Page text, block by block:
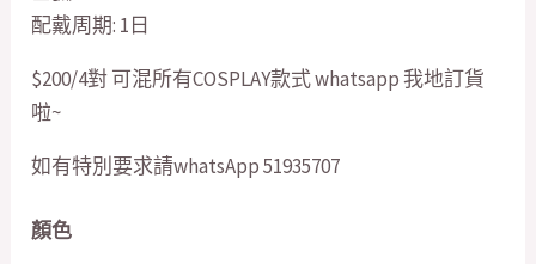
配戴周期: 1日
$200/4對 可混所有COSPLAY款式 whatsapp 我地訂貨
啦~
如有特別要求請whatsApp 51935707
顏色